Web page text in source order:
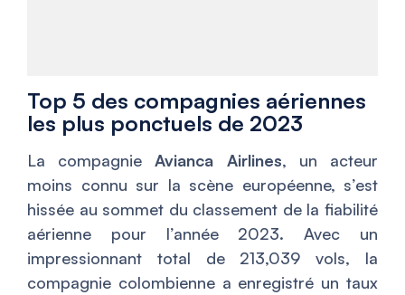
Top 5 des compagnies aériennes
les plus ponctuels de 2023
La compagnieAvianca Airlines, un acteur
moins connu sur la scène européenne, s’est
hissée au sommet du classement de la fiabilité
aérienne pour l’année 2023. Avec un
impressionnant total de 213,039 vols, la
compagnie colombienne a enregistré un taux